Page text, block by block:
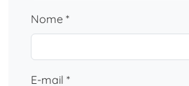
Nome *
E-mail *